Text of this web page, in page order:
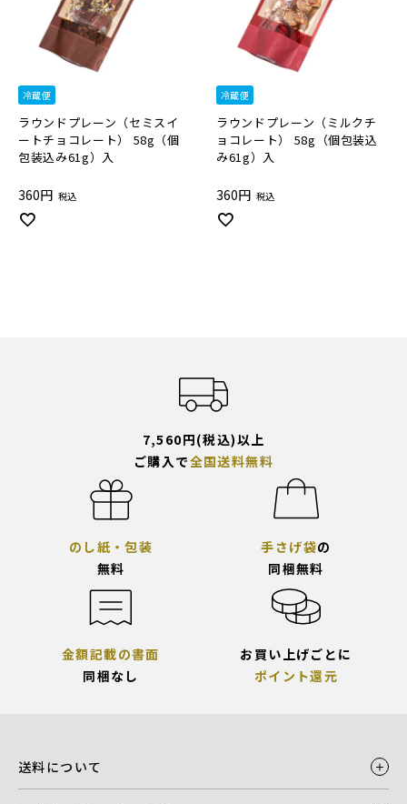
冷蔵便
ラウンドプレーン（セミスイ
ートチョコレート） 58g（個
包装込み61g）入
360 税込
冷蔵便
ラウンドプレーン（ミルクチ
ョコレート） 58g（個包装込
み61g）入
360 税込
7,560円(税込)以上
ご購入で全国送料無料
のし紙・包装
無料
手さげ袋の
同梱無料
金額記載の書面
同梱なし
お買い上げごとに
ポイント還元
送料について